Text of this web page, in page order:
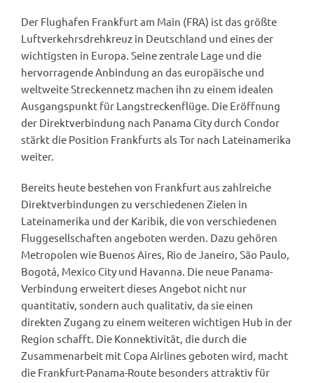
Der Flughafen Frankfurt am Main (FRA) ist das größte
Luftverkehrsdrehkreuz in Deutschland und eines der
wichtigsten in Europa. Seine zentrale Lage und die
hervorragende Anbindung an das europäische und
weltweite Streckennetz machen ihn zu einem idealen
Ausgangspunkt für Langstreckenflüge. Die Eröffnung
der Direktverbindung nach Panama City durch Condor
stärkt die Position Frankfurts als Tor nach Lateinamerika
weiter.
Bereits heute bestehen von Frankfurt aus zahlreiche
Direktverbindungen zu verschiedenen Zielen in
Lateinamerika und der Karibik, die von verschiedenen
Fluggesellschaften angeboten werden. Dazu gehören
Metropolen wie Buenos Aires, Rio de Janeiro, São Paulo,
Bogotá, Mexico City und Havanna. Die neue Panama-
Verbindung erweitert dieses Angebot nicht nur
quantitativ, sondern auch qualitativ, da sie einen
direkten Zugang zu einem weiteren wichtigen Hub in der
Region schafft. Die Konnektivität, die durch die
Zusammenarbeit mit Copa Airlines geboten wird, macht
die Frankfurt-Panama-Route besonders attraktiv für